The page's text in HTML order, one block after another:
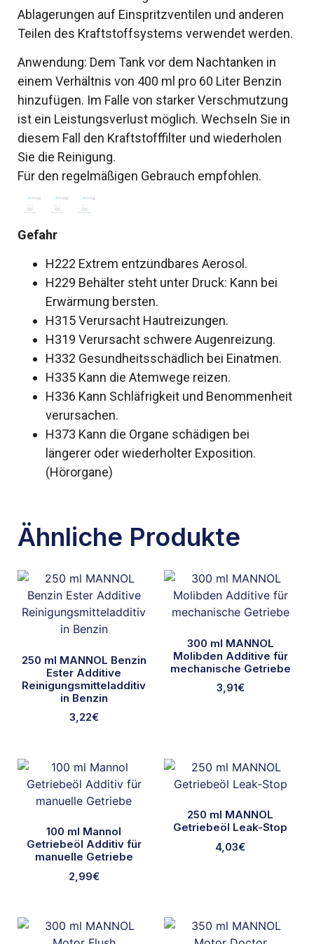
Ablagerungen auf Einspritzventilen und anderen
Teilen des Kraftstoffsystems verwendet werden.
Anwendung: Dem Tank vor dem Nachtanken in
einem Verhältnis von 400 ml pro 60 Liter Benzin
hinzufügen. Im Falle von starker Verschmutzung
ist ein Leistungsverlust möglich. Wechseln Sie in
diesem Fall den Kraftstofffilter und wiederholen
Sie die Reinigung.
Für den regelmäßigen Gebrauch empfohlen.
Gefahr
H222 Extrem entzündbares Aerosol.
H229 Behälter steht unter Druck: Kann bei
Erwärmung bersten.
H315 Verursacht Hautreizungen.
H319 Verursacht schwere Augenreizung.
H332 Gesundheitsschädlich bei Einatmen.
H335 Kann die Atemwege reizen.
H336 Kann Schläfrigkeit und Benommenheit
verursachen.
H373 Kann die Organe schädigen bei
längerer oder wiederholter Exposition.
(Hörorgane)
Ähnliche Produkte
250 ml MANNOL Benzin
Ester Additive
Reinigungsmitteladditiv
in Benzin
3,22€
300 ml MANNOL
Molibden Additive für
mechanische Getriebe
3,91€
100 ml Mannol
Getriebeöl Additiv für
manuelle Getriebe
2,99€
250 ml MANNOL
Getriebeöl Leak-Stop
4,03€